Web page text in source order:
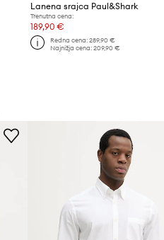
Lanena srajca Paul&Shark
Trenutna cena:
189,90 €
Redna cena: 289,90 €
Najnižja cena: 209,90 €